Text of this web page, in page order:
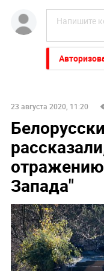
23 августа 2020, 11:20
отражению
Запада"